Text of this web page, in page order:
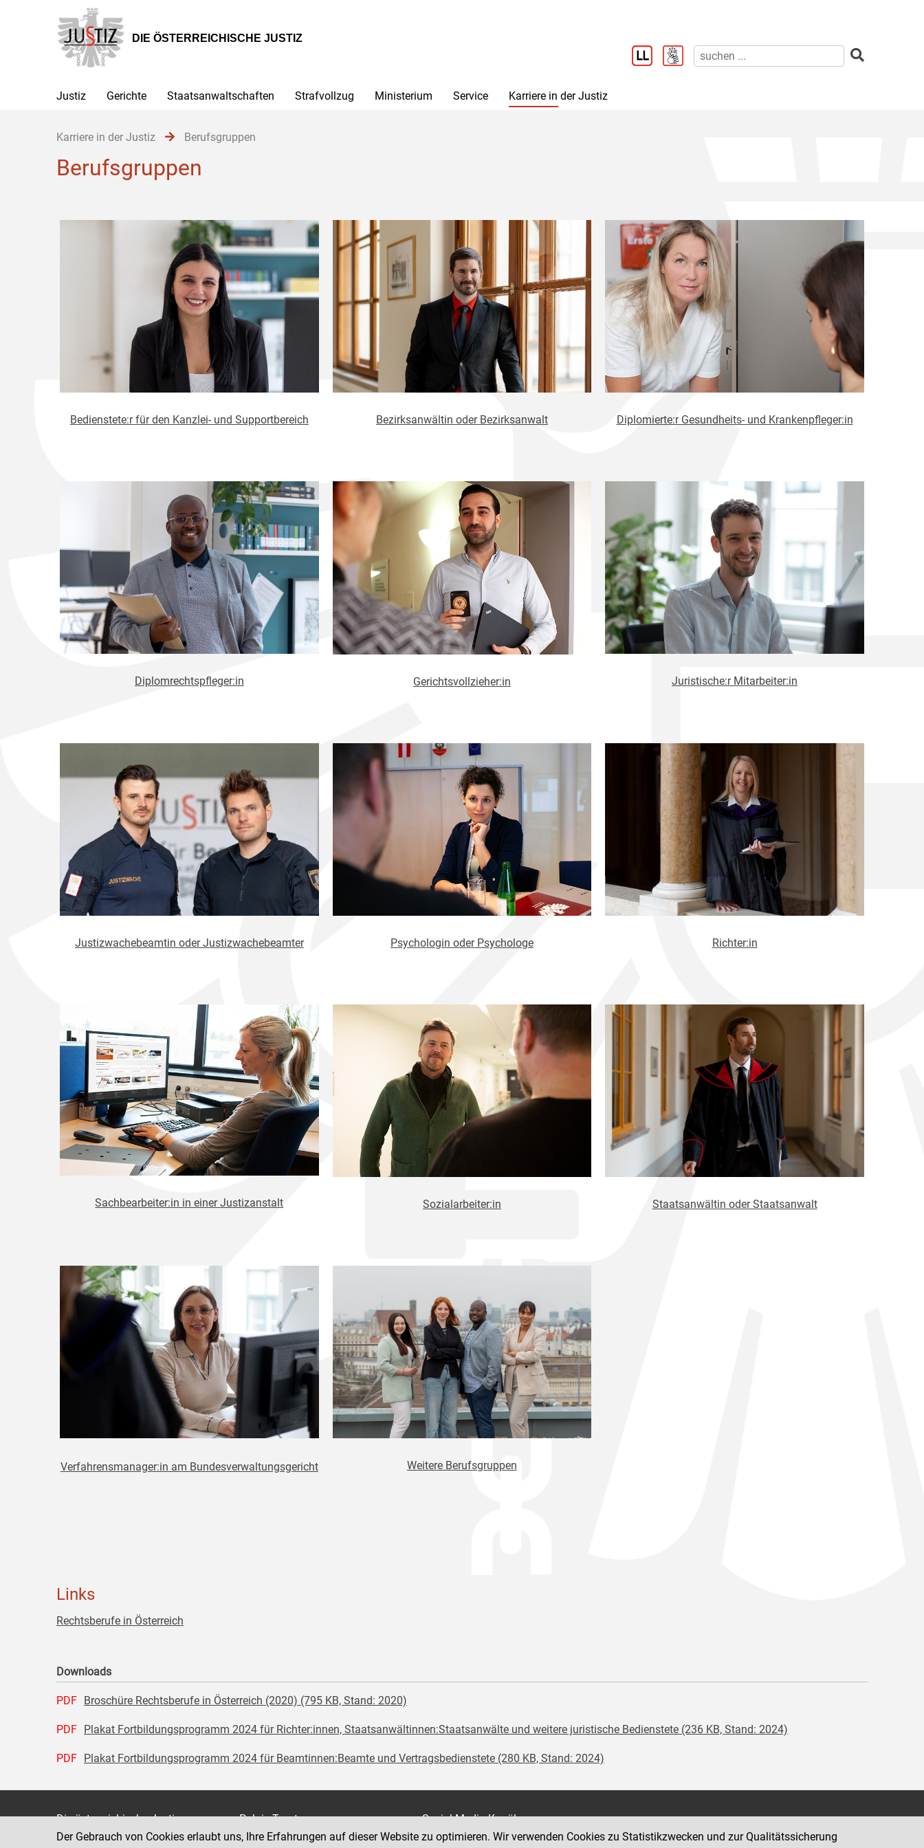
Hauptnavigation
[1]
Inhalt
[2]
Untermenü
[3]
DIE ÖSTERREICHISCHE JUSTIZ
Justiz Gerichte Staatsanwaltschaften Strafvollzug Ministerium Service Karriere in der Justiz
Karriere in der Justiz Berufsgruppen
Berufsgruppen
Bedienstete:r für den Kanzlei- und Supportbereich Bezirksanwältin oder Bezirksanwalt Diplomierte:r Gesundheits- und Krankenpfleger:in
Diplomrechtspfleger:in Gerichtsvollzieher:in Juristische:r Mitarbeiter:in
Justizwachebeamtin oder Justizwachebeamter Psychologin oder Psychologe Richter:in
Sachbearbeiter:in in einer Justizanstalt Sozialarbeiter:in Staatsanwältin oder Staatsanwalt
Verfahrensmanager:in am Bundesverwaltungsgericht Weitere Berufsgruppen
Links
Rechtsberufe in Österreich
Downloads
PDF Broschüre Rechtsberufe in Österreich (2020) (795 KB, Stand: 2020)
PDF Plakat Fortbildungsprogramm 2024 für Richter:innen, Staatsanwältinnen:Staatsanwälte und weitere juristische Bedienstete (236 KB, Stand: 2024)
PDF Plakat Fortbildungsprogramm 2024 für Beamtinnen:Beamte und Vertragsbedienstete (280 KB, Stand: 2024)
Die österreichische Justiz
Bundesministerium für Justiz
Palais Trautson
Museumstraße 7
Social Media Kanäle
der Justiz und des BMJ
Der Gebrauch von Cookies erlaubt uns, Ihre Erfahrungen auf dieser Website zu optimieren. Wir verwenden Cookies zu Statistikzwecken und zur Qualitätssicherung